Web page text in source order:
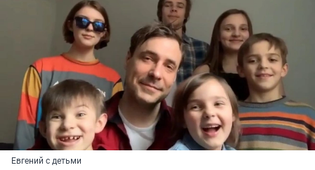
Евгений с детьми